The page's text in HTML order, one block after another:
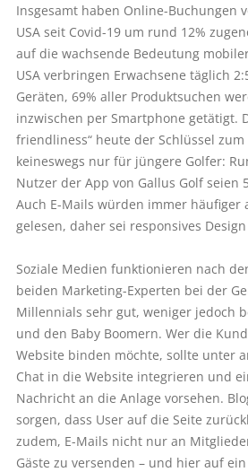
Insgesamt haben Online-Buchungen
USA seit Covid-19 um rund 12%
auf die wachsende Bedeutung
USA verbringen Erwachsene täglich
Geräten, 69% aller Produktsuchen
inzwischen per Smartphone getätigt.
friendliness“ heute der Schlüssel zum
keineswegs nur für jüngere Golfer:
Nutzer der App von Gallus Golf seien
Auch E-Mails würden immer häufiger
gelesen, daher sei responsives
Soziale Medien funktionieren nach
beiden Marketing-Experten bei der
Millennials sehr gut, weniger jedoch
und den Baby Boomern. Wer die
Website binden möchte, sollte unter
Chat in die Website integrieren und
Nachricht an die Anlage vorsehen.
sorgen, dass User auf die Seite
zudem, E-Mails nicht nur an
Gäste zu versenden – und hier auf